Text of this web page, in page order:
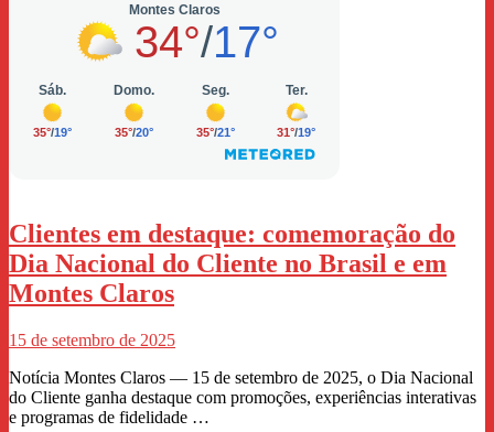
Clientes em destaque: comemoração do
Dia Nacional do Cliente no Brasil e em
Montes Claros
15 de setembro de 2025
Notícia Montes Claros — 15 de setembro de 2025, o Dia Nacional
do Cliente ganha destaque com promoções, experiências interativas
e programas de fidelidade …